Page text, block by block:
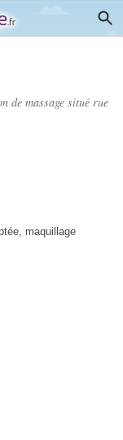
de massage situé rue
, maquillage